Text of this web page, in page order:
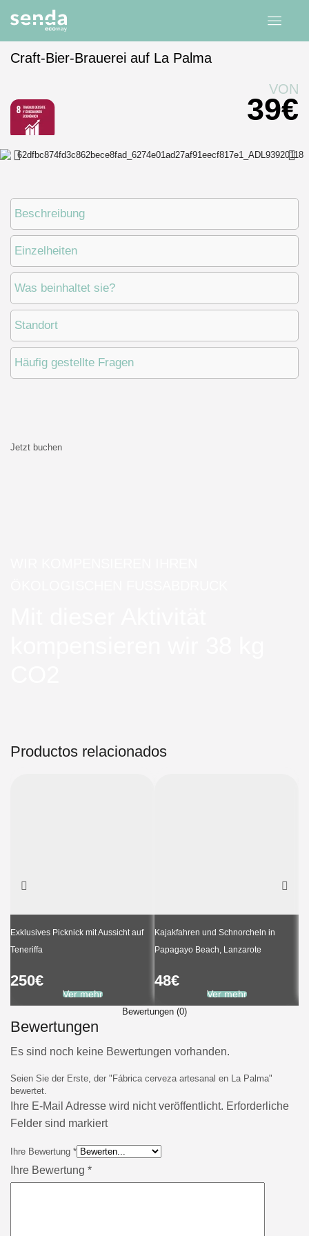
La Palma
Craft-Bier-Brauerei auf La Palma
VON
39€
Beschreibung
Einzelheiten
Was beinhaltet sie?
Standort
Häufig gestellte Fragen
Jetzt buchen
Productos relacionados
Exklusives Picknick mit Aussicht auf
Teneriffa
250€
Ver mehr
Kajakfahren und Schnorcheln in
Papagayo Beach, Lanzarote
48€
Ver mehr
Bewertungen (0)
Bewertungen
Es sind noch keine Bewertungen vorhanden.
Seien Sie der Erste, der "Fábrica cerveza artesanal en La Palma"
bewertet.
Ihre E-Mail Adresse wird nicht veröffentlicht. Erforderliche
Felder sind markiert
Ihre Bewertung *
Ihre Bewertung *